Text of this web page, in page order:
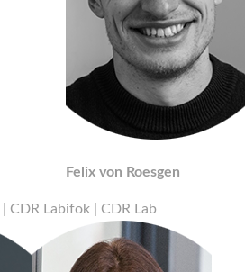
CDR Lab
Felix von Roesgen
ifok | CDR Lab